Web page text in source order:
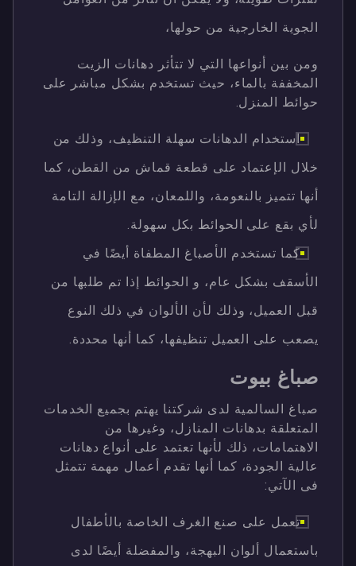
الجوية الخارجية من حولها،
ومن بين أنواعها التي لا تتأثر دهانات الزيت
المخففة بالماء، حيث تستخدم بشكل مباشر على
حوائط المنزل.
استخدام الدهانات سهلة التنظيف، وذلك من
خلال الإعتماد على قطعة قماش من القطن، كما
أنها تتميز بالنعومة، واللمعان، مع الإزالة التامة
لأي بقع على الحوائط بكل سهولة.
كما تستخدم الأصباغ المطفاة أيضًا في
الأسقف بشكل عام، و الحوائط إذا تم طلبها من
قبل العميل، وذلك لأن الألوان في ذلك النوع
يصعب على العميل تنظيفها، كما أنها محددة.
صباغ بيوت
صباغ السالمية لدى شركتنا يهتم بجميع الخدمات
المتعلقة بدهانات المنازل، وغيرها من
الاهتمامات، ذلك لأنها تعتمد على أنواع دهانات
عالية الجودة، كما أنها تقدم أعمال مهمة تتمثل
فى الآتي:
تعمل على صنع الغرف الخاصة بالأطفال
باستعمال ألوان البهجة، والمفضلة أيضًا لدى